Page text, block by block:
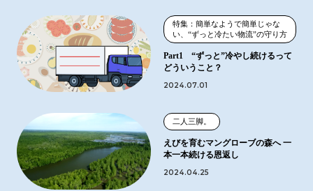
特集：簡単なようで簡単じゃな
い、“ずっと冷たい物流”の守り方
Part1 “ずっと”冷やし続けるって
どういうこと？
2024.07.01
二人三脚。
えびを育むマングローブの森へ 一
本一本続ける恩返し
2024.04.25